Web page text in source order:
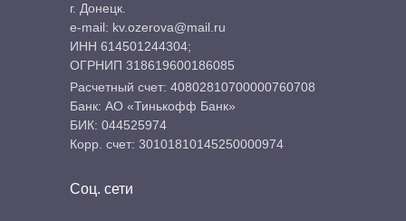
г. Донецк.
e-mail: kv.ozerova@mail.ru
ИНН 614501244304;
ОГРНИП 318619600186085
Расчетный счет: 40802810700000760708
Банк: АО «Тинькофф Банк»
БИК: 044525974
Корр. счет: 30101810145250000974
Соц. сети